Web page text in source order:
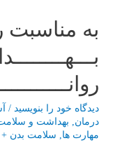
به مناسبت
دیدگاه‌ خود را بنویسید /
درمان
بهداشت و
مهارت ها
سلامت بدن